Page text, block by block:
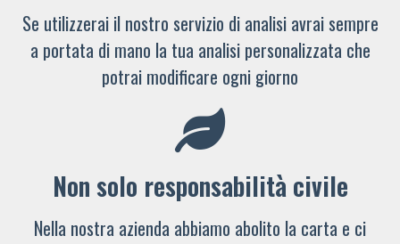
Se utilizzerai il nostro servizio di analisi avrai sempre
a portata di mano la tua analisi personalizzata che
potrai modificare ogni giorno
Non solo responsabilità civile
Nella nostra azienda abbiamo abolito la carta e ci